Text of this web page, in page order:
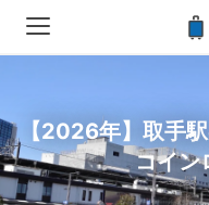
【2026年】取手
コイン